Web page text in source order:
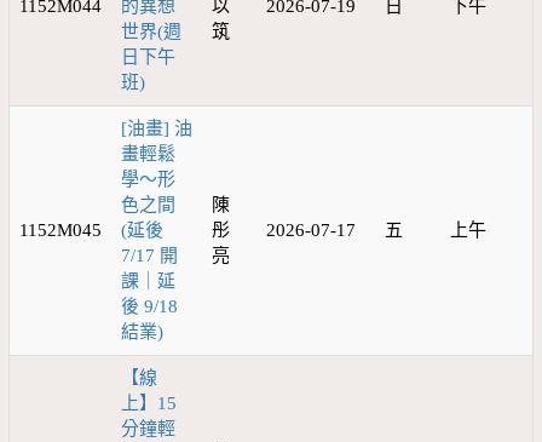
1152M044
的異想
世界(週
日下午
班)
以
筑
2026-07-19 日 下午
1152M045
[油畫] 油
畫輕鬆
學～形
色之間
(延後
7/17 開
課｜延
後 9/18
結業)
陳
彤
亮
2026-07-17 五 上午
【線
上】15
分鐘輕